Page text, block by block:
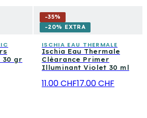
30 gr
-35%
-20% EXTRA
ISCHIA EAU THERMALE
Ischia Eau Thermale
Clèarance Primer
Illuminant Violet 30 ml
11.00 CHF17.00 CHF